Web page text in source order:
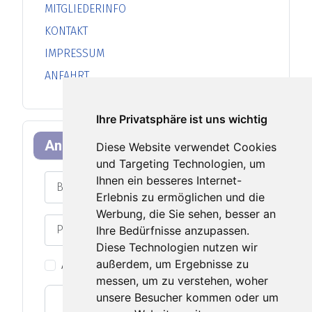
Ihre Privatsphäre ist uns wichtig
Diese Website verwendet Cookies
und Targeting Technologien, um
Ihnen ein besseres Internet-
Erlebnis zu ermöglichen und die
Werbung, die Sie sehen, besser an
Ihre Bedürfnisse anzupassen.
Diese Technologien nutzen wir
außerdem, um Ergebnisse zu
messen, um zu verstehen, woher
unsere Besucher kommen oder um
MITGLIEDERINFO
KONTAKT
IMPRESSUM
ANFAHRT
Anmeldeformular
Benutzername
Passwort
Angemeldet bleiben
Web-Authentifizierung